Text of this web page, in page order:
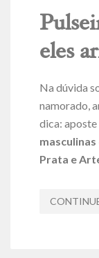
eles
Na dúvida
namorado,
dica: aposte
Prata e